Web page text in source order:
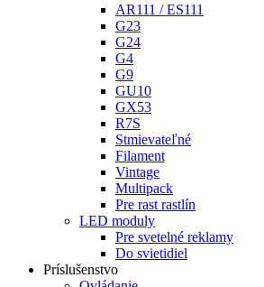
AR111 / ES111
G23
G24
G4
G9
GU10
GX53
R7S
Stmievateľné
Filament
Vintage
Multipack
Pre rast rastlín
LED moduly
Pre svetelné reklamy
Do svietidiel
Príslušenstvo